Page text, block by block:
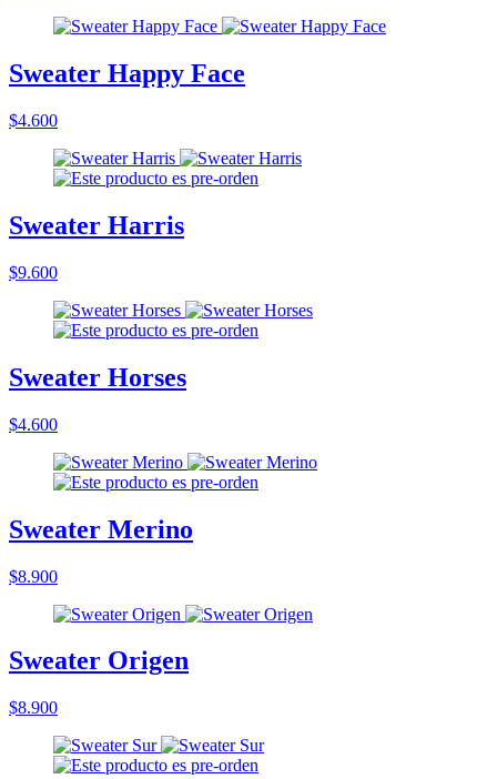
Sweater Happy Face
$4.600
Sweater Harris
$9.600
Sweater Horses
$4.600
Sweater Merino
$8.900
Sweater Origen
$8.900